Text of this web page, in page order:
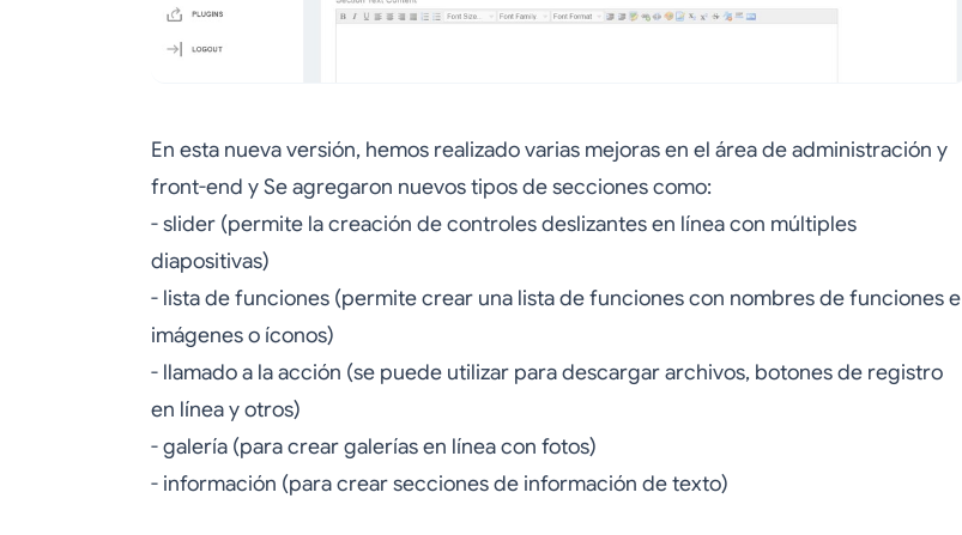
En esta nueva versión, hemos realizado varias mejoras en el área de administración y
front-end y Se agregaron nuevos tipos de secciones como:
- slider (permite la creación de controles deslizantes en línea con múltiples
diapositivas)
- lista de funciones (permite crear una lista de funciones con nombres de funciones e
imágenes o íconos)
- llamado a la acción (se puede utilizar para descargar archivos, botones de registro
en línea y otros)
- galería (para crear galerías en línea con fotos)
- información (para crear secciones de información de texto)